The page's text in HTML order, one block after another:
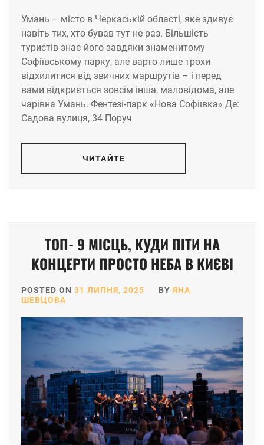
Умань – місто в Черкаській області, яке здивує
навіть тих, хто бував тут не раз. Більшість
туристів знає його завдяки знаменитому
Софіївському парку, але варто лише трохи
відхилитися від звичних маршрутів – і перед
вами відкриється зовсім інша, маловідома, але
чарівна Умань. Фентезі-парк «Нова Софіївка» Де:
Садова вулиця, 34 Поруч
ЧИТАЙТЕ
ТОП- 9 МІСЦЬ, КУДИ ПІТИ НА
КОНЦЕРТИ ПРОСТО НЕБА В КИЄВІ
POSTED ON 31 ЛИПНЯ, 2025 BY ЯНА
ШЕВЦОВА